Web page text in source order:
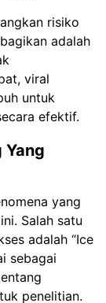
risiko
adalah
viral
untuk
efektif.
Yang
yang
Salah satu
adalah “Ice
sebagai
penelitian.